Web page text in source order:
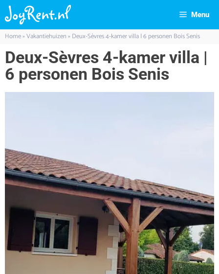
Menu
Home»Vakantiehuizen»Deux-Sèvres 4-kamer villa | 6 personen Bois Senis
Deux-Sèvres 4-kamer villa |
6 personen Bois Senis